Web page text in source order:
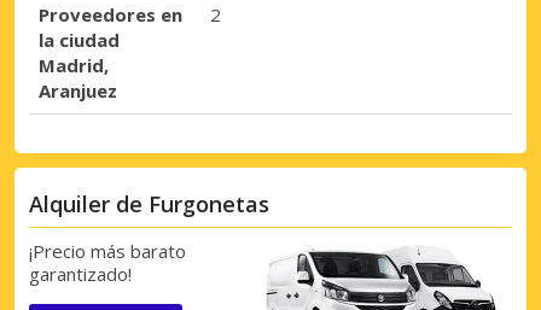
Proveedores en
la ciudad
Madrid,
Aranjuez
2
Alquiler de Furgonetas
¡Precio más barato
garantizado!